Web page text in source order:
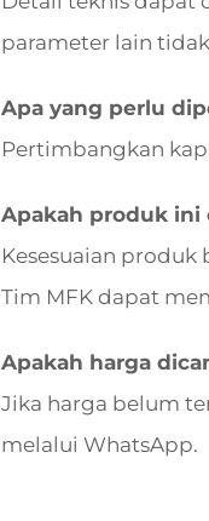
parameter lain
Apa yang perlu
Pertimbangkan
Apakah produk ini
Kesesuaian produk
Tim MFK dapat
Apakah harga
Jika harga belum
melalui WhatsApp.